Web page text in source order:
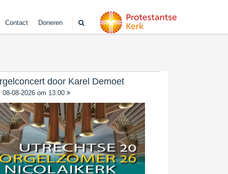
Contact Doneren
door Karel Demoet
08-08-2026 om 13:00